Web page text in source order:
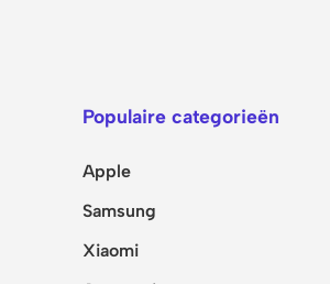
Populaire categorieën
Apple
Samsung
Xiaomi